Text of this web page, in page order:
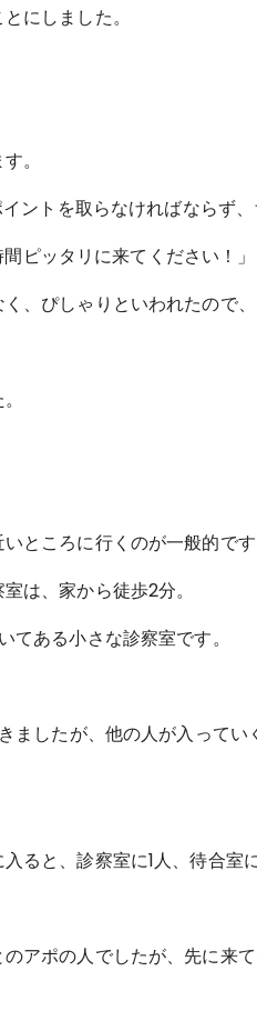
にしました。
。
ントを取らなければならず
間ピッタリに来てください！」
、ぴしゃりといわれたので、
ところに行くのが一般的です
は、家から徒歩2分。
てある小さな診察室です。
ましたが、他の人が入って
ると、診察室に1人、待合室
アポの人でしたが、先に来て